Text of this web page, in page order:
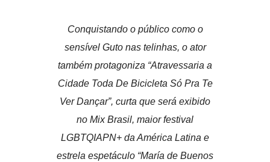
Conquistando o público como o
sensível Guto nas telinhas, o ator
também protagoniza “Atravessaria a
Cidade Toda De Bicicleta Só Pra Te
Ver Dançar”, curta que será exibido
no Mix Brasil, maior festival
LGBTQIAPN+ da América Latina e
estrela espetáculo “María de Buenos